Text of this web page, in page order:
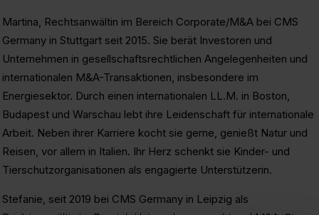
Martina, Rechtsanwältin im Bereich Corporate/M&A bei CMS
Germany in Stuttgart seit 2015. Sie berät Investoren und
Unternehmen in gesellschaftsrechtlichen Angelegenheiten und
internationalen M&A-Transaktionen, insbesondere im
Energiesektor. Durch einen internationalen LL.M. in Boston,
Budapest und Warschau lebt ihre Leidenschaft für internationale
Arbeit. Neben ihrer Karriere kocht sie gerne, genießt Natur und
Reisen, vor allem in Italien. Ihr Herz schenkt sie Kinder- und
Tierschutzorganisationen als engagierte Unterstützerin.
Stefanie, seit 2019 bei CMS Germany in Leipzig als